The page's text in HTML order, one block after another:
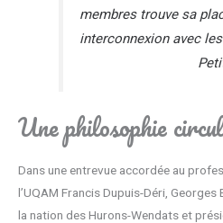
membres trouve sa
interconnexion avec
Une philosophie
Dans une entrevue accordée au
l’UQAM Francis Dupuis-Déri,
la nation des Hurons-Wendats et